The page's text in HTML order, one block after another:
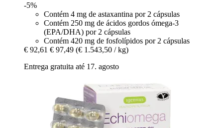
-5%
Contém 4 mg de astaxantina por 2 cápsulas
Contém 250 mg de ácidos gordos ómega-3
(EPA/DHA) por 2 cápsulas
Contém 420 mg de fosfolípidos por 2 cápsulas
€ 92,61 € 97,49 (€ 1.543,50 / kg)
Entrega gratuita até 17. agosto